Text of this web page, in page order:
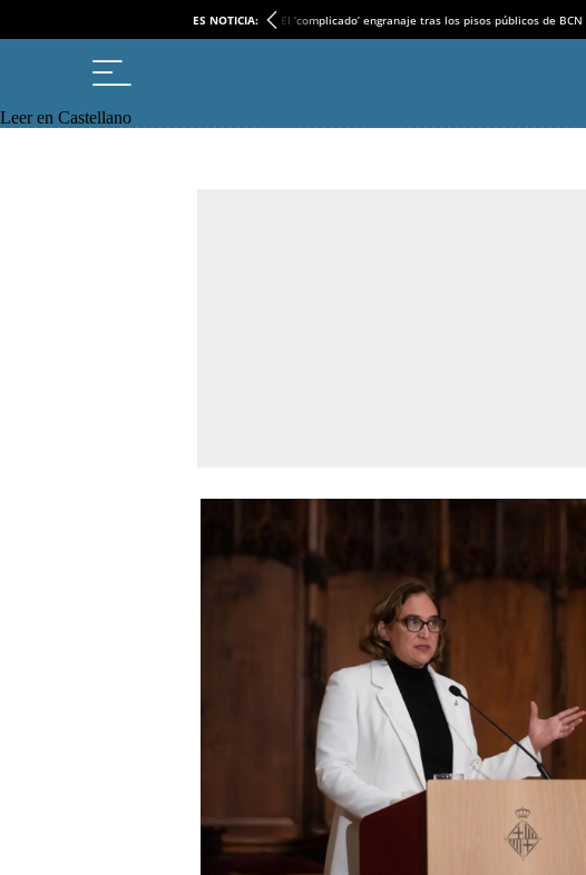
ES NOTICIA: El ‘complicado’ engranaje tras los pisos públicos de BCN
Leer en Castellano